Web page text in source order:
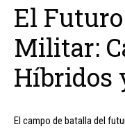
El
Militar:
Híbridos
El campo de batalla del